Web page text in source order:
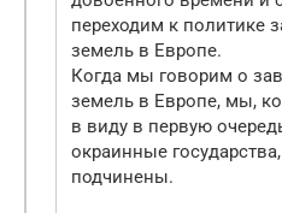
переходим к политике
земель в Европе.
Когда мы говорим о
земель в Европе, мы,
в виду в первую
окраинные
подчинены.